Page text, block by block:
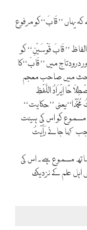
یہاں ’’قَابَ‘‘کو مرفوع
’’قَابَ قَوْسَیْنِ‘‘ کو
درودتاج میں ’’قَابَ‘‘کا
بحث میں صاحب معجم
حًا اِیْرَادُ اللَّفْظِ
’’حکایت‘‘
مسموع کو اس کی ہیئت
جب کہا جائے رَأَیْتُ
مسموع ہے۔ اس کی
اہل علم کے نزدیک